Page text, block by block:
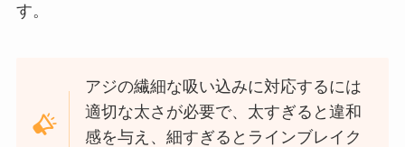
す。
アジの繊細な吸い込みに対応するには
適切な太さが必要で、太すぎると違和
感を与え、細すぎるとラインブレイク